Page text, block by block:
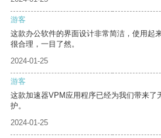
游客
这款办公软件的界面设计非常简洁，使用起
很合理，一目了然。
2024-01-25
游客
这款加速器VPM应用程序已经为我们带来了
护。
2024-01-25